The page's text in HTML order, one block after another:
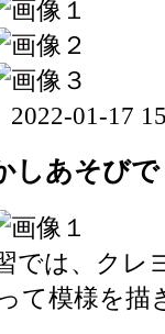
2022-01-17
あそびで
では、クレ
て模様を描